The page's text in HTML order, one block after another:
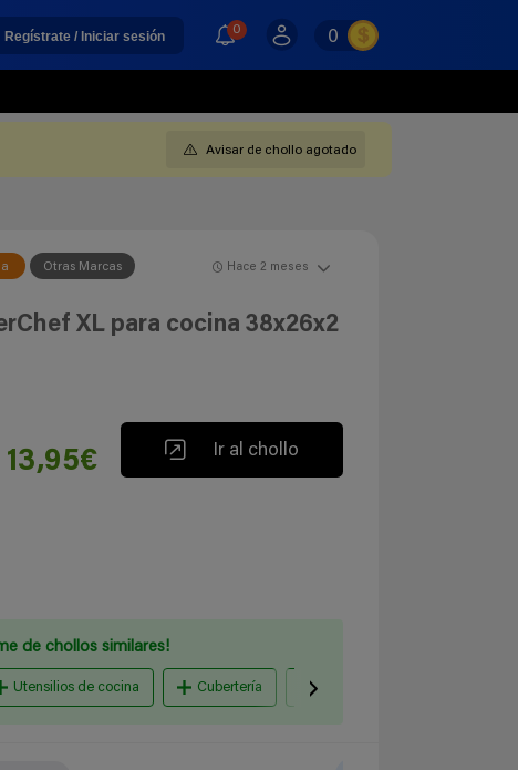
Regístrate / Iniciar sesión 0 0
Avisar de chollo agotado
Otras Marcas Hace 2 meses
XL para cocina 38x26x2
13,95€ Ir al chollo
de chollos similares!
Utensilios de cocina Cubertería